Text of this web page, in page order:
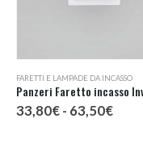
Questo prodotto ha più varianti. Le opzioni possono essere scelte nella pagina del prodotto
FARETTI E LAMPADE DA INCASSO
33,80€ - 63,50€Fascia